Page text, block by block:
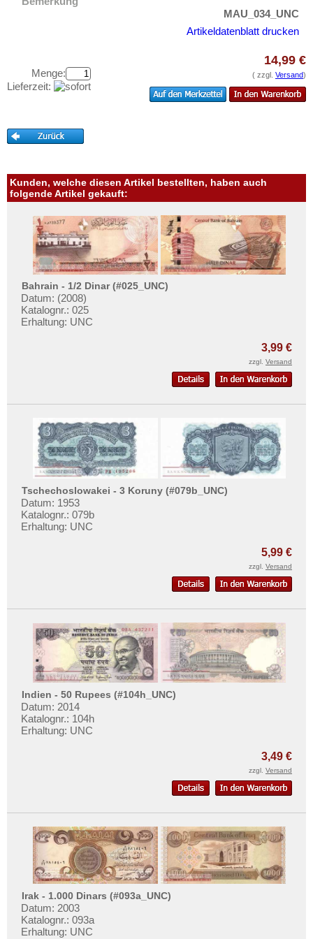
Sambia
Sao Tome & Principe
Seychellen
Sierra Leone
Somaliland
Süd Sudan
Südafrika
Sudan
Swaziland
Tansania
Westafrikanische Staaten
Zaire
Zentralafrikanische Republik
Zimbabwe
Testbanknoten
Aufbewahrung
Gutscheine
Ihre Bewertungen
Kontakt
Informationen
Preislisten
Ankauf
Erhaltungsgrade
Gratisbanknoten
FAQ
Mehr über...
Liefer- und Versandkosten
AGB
Impressum
MAU_034_UNC
Artikeldatenblatt drucken
Menge:
Lieferzeit:
14,99 €
( zzgl. Versand)
Kunden, welche diesen Artikel bestellten, haben auch
folgende Artikel gekauft:
Bahrain - 1/2 Dinar (#025_UNC)
Datum: (2008)
Katalognr.: 025
Erhaltung: UNC
3,99 €
zzgl. Versand
Tschechoslowakei - 3 Koruny (#079b_UNC)
Datum: 1953
Katalognr.: 079b
Erhaltung: UNC
5,99 €
zzgl. Versand
Indien - 50 Rupees (#104h_UNC)
Datum: 2014
Katalognr.: 104h
Erhaltung: UNC
3,49 €
zzgl. Versand
Irak - 1.000 Dinars (#093a_UNC)
Datum: 2003
Katalognr.: 093a
Erhaltung: UNC